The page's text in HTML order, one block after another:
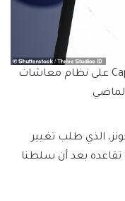
المرحلة الانتقالية: استحوذت شركة Capita على نظام معاشات
الذي طلب تغيير
تقاعده بعد أن سلطنا